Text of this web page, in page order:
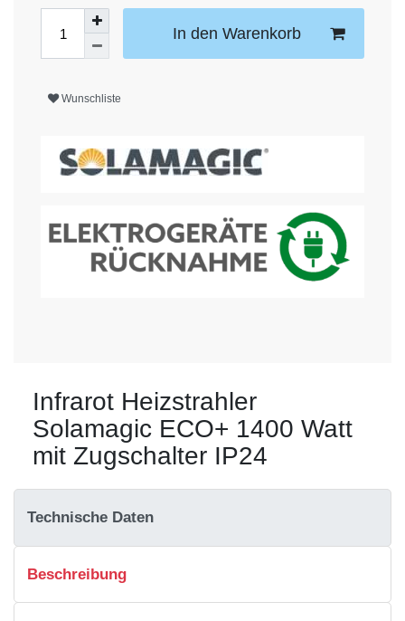
In den Warenkorb
Wunschliste
Infrarot Heizstrahler
Solamagic ECO+ 1400 Watt
mit Zugschalter IP24
Technische Daten
Beschreibung